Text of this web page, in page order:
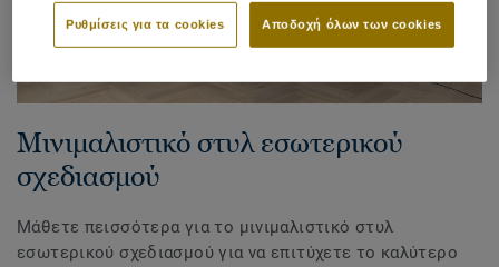
Μινιμαλιστικό στυλ εσωτερικού
σχεδιασμού
Μάθετε πεισσότερα για το μινιμαλιστικό στυλ
εσωτερικού σχεδιασμού για να επιτύχετε το καλύτερο
Αποδοχή όλων των cookies
Ρυθμίσεις για τα cookies